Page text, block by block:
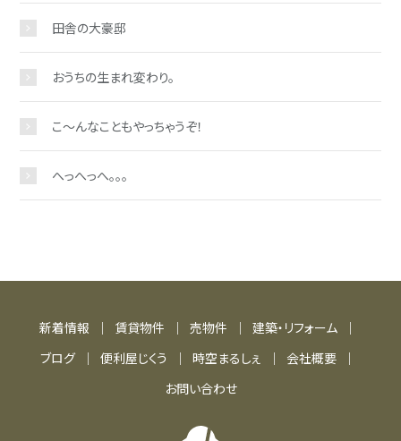
田舎の大豪邸
おうちの生まれ変わり。
こ～んなこともやっちゃうぞ！
へっへっへ。。。
新着情報 賃貸物件 売物件
建築・リフォーム
ブログ
便利屋じくう 時空まるしぇ
会社概要
お問い合わせ